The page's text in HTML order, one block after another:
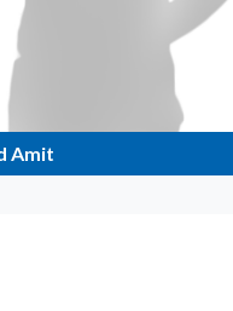
Amit